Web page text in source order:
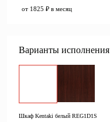
от 1825 ₽ в месяц
Варианты исполнения
Шкаф Kentaki белый REG1D1S